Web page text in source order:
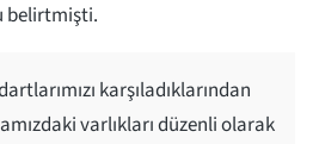
belirtmişti.
karşıladıklarından
varlıkları düzenli olarak